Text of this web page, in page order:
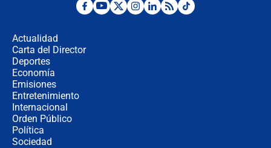
Ministro de Defensa no descarta el
Actualidad
Carta del Director
Deportes
Economía
Emisiones
Entretenimiento
Internacional
Orden Público
Política
Sociedad